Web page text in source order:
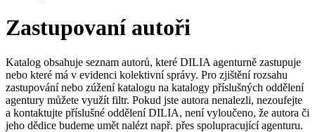
Zastupovaní autoři
Katalog obsahuje seznam autorů, které DILIA agenturně zastupuje
nebo které má v evidenci kolektivní správy. Pro zjištění rozsahu
zastupování nebo zúžení katalogu na katalogy příslušných oddělení
agentury můžete využít filtr. Pokud jste autora nenalezli, nezoufejte
a kontaktujte příslušné oddělení DILIA, není vyloučeno, že autora či
jeho dědice budeme umět nalézt např. přes spolupracující agenturu.